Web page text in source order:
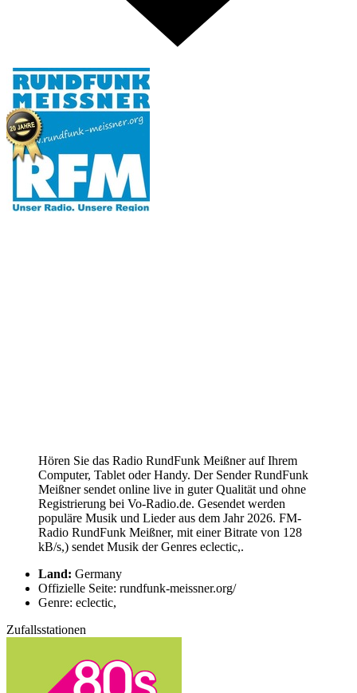
Hören Sie das Radio RundFunk Meißner auf Ihrem
Computer, Tablet oder Handy. Der Sender RundFunk
Meißner sendet online live in guter Qualität und ohne
Registrierung bei Vo-Radio.de. Gesendet werden
populäre Musik und Lieder aus dem Jahr 2026. FM-
Radio RundFunk Meißner, mit einer Bitrate von 128
kB/s,) sendet Musik der Genres eclectic,.
Land: Germany
Offizielle Seite: rundfunk-meissner.org/
Genre: eclectic,
Zufallsstationen